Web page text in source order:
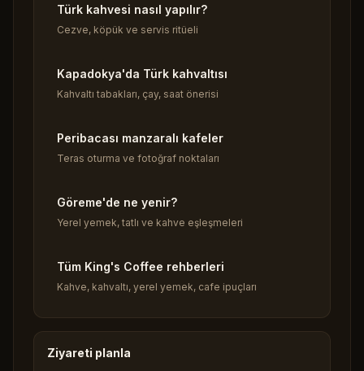
Türk kahvesi nasıl yapılır?
Cezve, köpük ve servis ritüeli
Kapadokya'da Türk kahvaltısı
Kahvaltı tabakları, çay, saat önerisi
Peribacası manzaralı kafeler
Teras oturma ve fotoğraf noktaları
Göreme'de ne yenir?
Yerel yemek, tatlı ve kahve eşleşmeleri
Tüm King's Coffee rehberleri
Kahve, kahvaltı, yerel yemek, cafe ipuçları
Ziyareti planla